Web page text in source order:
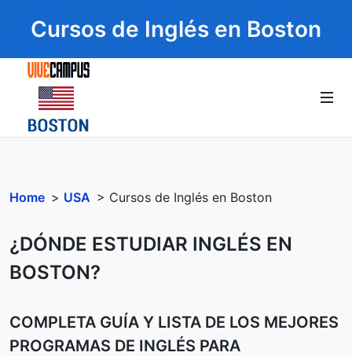
Cursos de Inglés en Boston
Home > USA > Cursos de Inglés en Boston
¿DÓNDE ESTUDIAR INGLÉS EN
BOSTON?
COMPLETA GUÍA Y LISTA DE LOS MEJORES
PROGRAMAS DE INGLÉS PARA